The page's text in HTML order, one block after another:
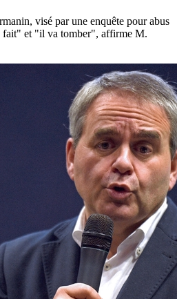
visé par une enquête pour abus
fait" et "il va tomber", affirme M.